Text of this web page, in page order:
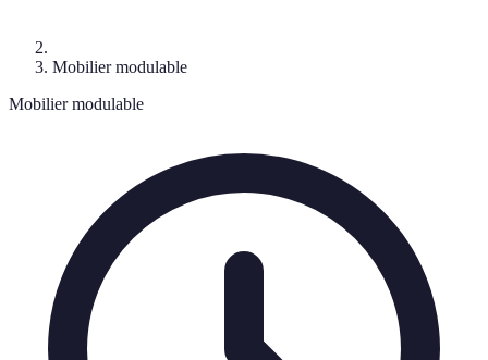
Mobilier modulable
Mobilier modulable